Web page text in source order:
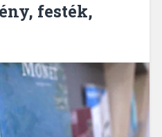
festék,